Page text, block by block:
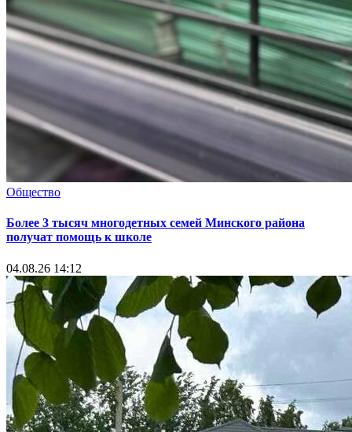
Общество
Более 3 тысяч многодетных семей Минского района
получат помощь к школе
04.08.26 14:12